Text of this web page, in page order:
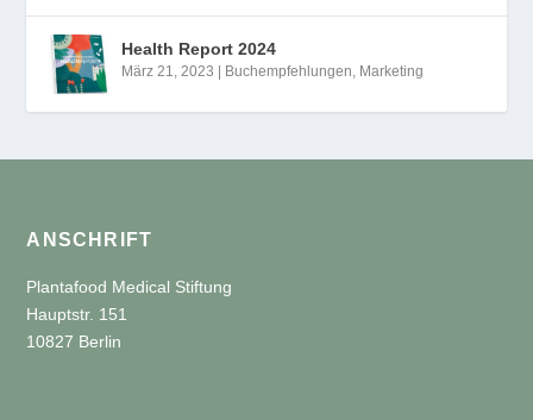
Health Report 2024
März 21, 2023 Buchempfehlungen, Marketing
ANSCHRIFT
Plantafood Medical Stiftung
Hauptstr. 151
10827 Berlin